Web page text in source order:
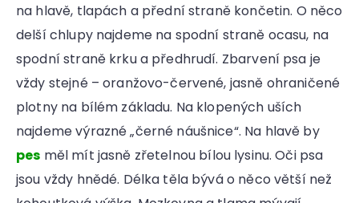
na hlavě, tlapách a přední straně končetin. O něco
delší chlupy najdeme na spodní straně ocasu, na
spodní straně krku a předhrudí. Zbarvení psa je
vždy stejné – oranžovo-červené, jasně ohraničené
plotny na bílém základu. Na klopených uších
najdeme výrazné „černé náušnice“. Na hlavě by
pes měl mít jasně zřetelnou bílou lysinu. Oči psa
jsou vždy hnědé. Délka těla bývá o něco větší než